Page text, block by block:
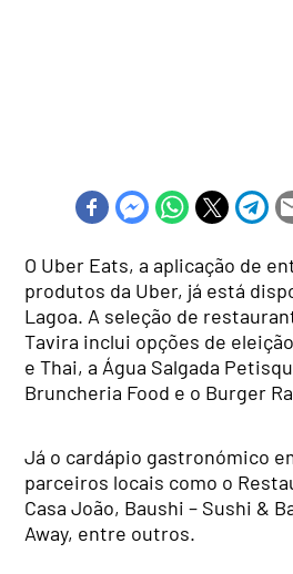
O Uber Eats, a aplicação de
produtos da Uber, já está
Lagoa. A seleção de
Tavira inclui opções de
e Thai, a Água Salgada
Bruncheria Food e o Burger
Já o cardápio gastronómico
parceiros locais como o
Casa João, Baushi – Sushi &
Away, entre outros.